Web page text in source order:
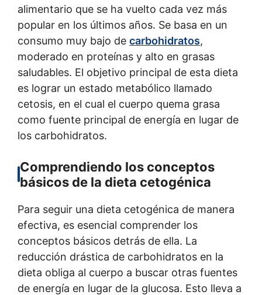
alimentario que se ha vuelto cada vez más
popular en los últimos años. Se basa en un
consumo muy bajo de carbohidratos,
moderado en proteínas y alto en grasas
saludables. El objetivo principal de esta dieta
es lograr un estado metabólico llamado
cetosis, en el cual el cuerpo quema grasa
como fuente principal de energía en lugar de
los carbohidratos.
Comprendiendo los conceptos
básicos de la dieta cetogénica
Para seguir una dieta cetogénica de manera
efectiva, es esencial comprender los
conceptos básicos detrás de ella. La
reducción drástica de carbohidratos en la
dieta obliga al cuerpo a buscar otras fuentes
de energía en lugar de la glucosa. Esto lleva a